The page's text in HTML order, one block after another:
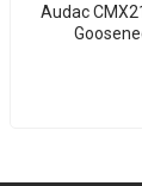
Audac